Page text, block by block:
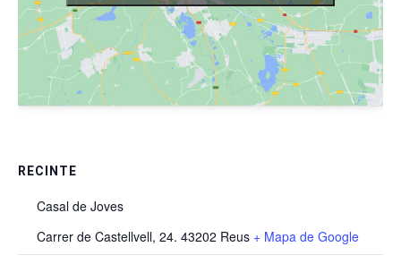
RECINTE
Casal de Joves
Carrer de Castellvell, 24. 43202 Reus + Mapa de Google